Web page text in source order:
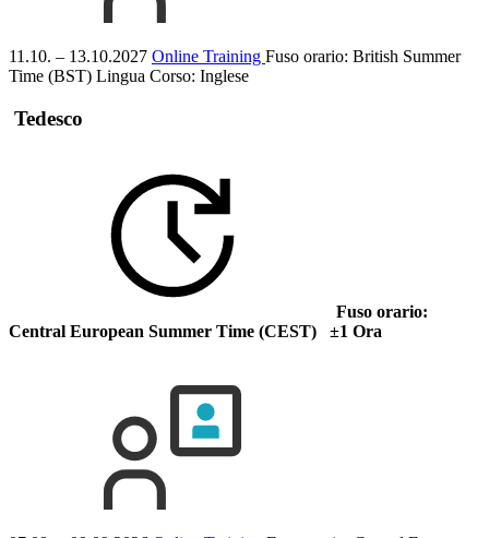
11.10. – 13.10.2027 Online Training Fuso orario: British Summer
Time (BST) Lingua Corso: Inglese
Tedesco
Fuso orario:
Central European Summer Time (CEST) ±1 Ora